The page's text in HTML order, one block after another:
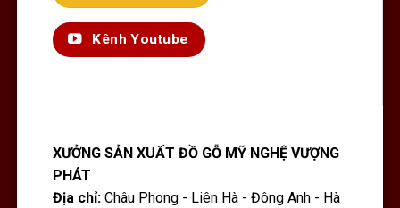
Kênh Youtube
XƯỞNG SẢN XUẤT ĐỒ GỖ MỸ NGHỆ VƯỢNG
PHÁT
Địa chỉ:Châu Phong - Liên Hà - Đông Anh - Hà